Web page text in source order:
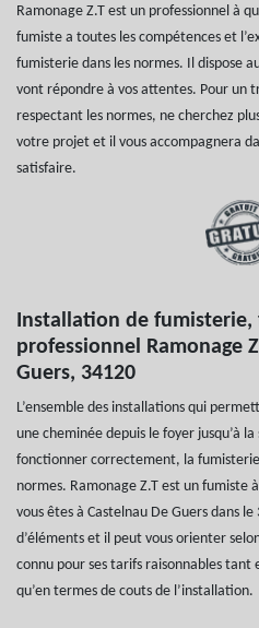
Ramonage Z.T est un professionnel à
fumiste a toutes les compétences et
fumisterie dans les normes. Il dispose
vont répondre à vos attentes. Pour un
respectant les normes, ne cherchez
votre projet et il vous accompagnera
satisfaire.
Installation de fumisterie,
professionnel Ramonage
Guers, 34120
L’ensemble des installations qui
une cheminée depuis le foyer jusqu’à
fonctionner correctement, la
normes. Ramonage Z.T est un fumiste
vous êtes à Castelnau De Guers dans
d’éléments et il peut vous orienter
connu pour ses tarifs raisonnables tant
qu’en termes de couts de l’installation.